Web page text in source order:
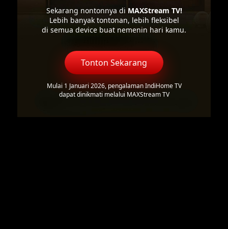
Sekarang nontonnya di MAXStream TV!
Lebih banyak tontonan, lebih fleksibel
di semua device buat nemenin hari kamu.
Tonton Sekarang
Mulai 1 Januari 2026, pengalaman IndiHome TV
dapat dinikmati melalui MAXStream TV